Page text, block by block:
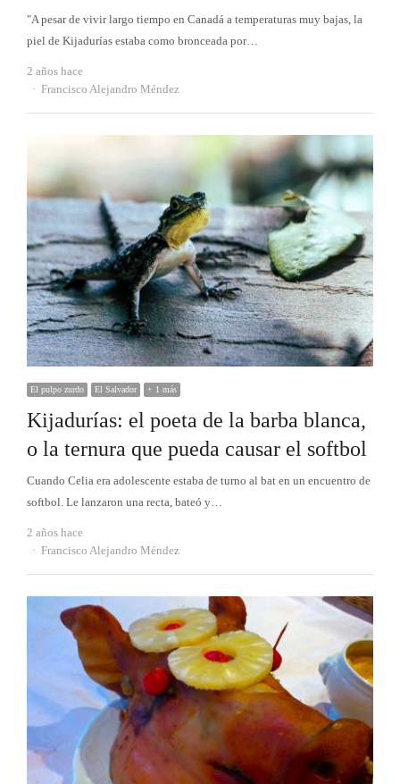
"A pesar de vivir largo tiempo en Canadá a temperaturas muy bajas, la
piel de Kijadurías estaba como bronceada por…
2 años hace
Autor
Francisco Alejandro Méndez
El pulpo zurdo El Salvador + 1 más
Kijadurías: el poeta de la barba blanca,
o la ternura que pueda causar el softbol
Cuando Celia era adolescente estaba de turno al bat en un encuentro de
softbol. Le lanzaron una recta, bateó y…
2 años hace
Autor
Francisco Alejandro Méndez